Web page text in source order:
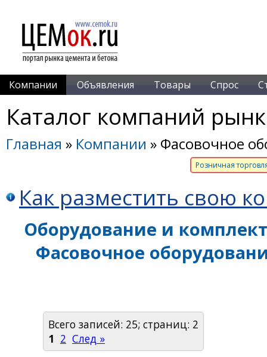
Компании Объявления Товары Спрос
Каталог компаний
Главная » Компании » Фасовочное
Розничная
Как разместить свою
Оборудование и
Фасовочное
Всего записей: 25; страниц: 2
1 2 След »